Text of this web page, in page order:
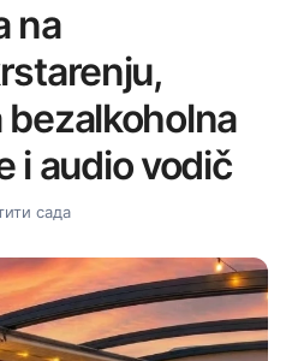
na
i audio vodič
сада